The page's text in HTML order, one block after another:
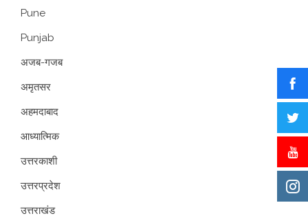
Pune
Punjab
अजब-गजब
अमृतसर
अहमदाबाद
आध्यात्मिक
उत्तरकाशी
उत्तरप्रदेश
उत्तराखंड